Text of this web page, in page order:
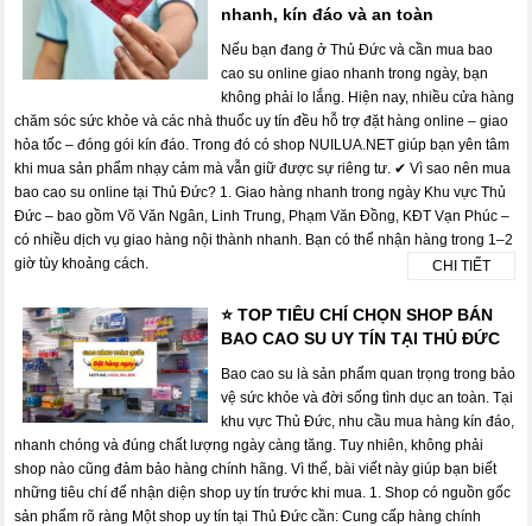
nhanh, kín đáo và an toàn
Nếu bạn đang ở Thủ Đức và cần mua bao
cao su online giao nhanh trong ngày, bạn
không phải lo lắng. Hiện nay, nhiều cửa hàng
chăm sóc sức khỏe và các nhà thuốc uy tín đều hỗ trợ đặt hàng online – giao
hỏa tốc – đóng gói kín đáo. Trong đó có shop NUILUA.NET giúp bạn yên tâm
khi mua sản phẩm nhạy cảm mà vẫn giữ được sự riêng tư. ✔ Vì sao nên mua
bao cao su online tại Thủ Đức? 1. Giao hàng nhanh trong ngày Khu vực Thủ
Đức – bao gồm Võ Văn Ngân, Linh Trung, Phạm Văn Đồng, KĐT Vạn Phúc –
có nhiều dịch vụ giao hàng nội thành nhanh. Bạn có thể nhận hàng trong 1–2
giờ tùy khoảng cách.
CHI TIẾT
⭐ TOP TIÊU CHÍ CHỌN SHOP BÁN
BAO CAO SU UY TÍN TẠI THỦ ĐỨC
Bao cao su là sản phẩm quan trọng trong bảo
vệ sức khỏe và đời sống tình dục an toàn. Tại
khu vực Thủ Đức, nhu cầu mua hàng kín đáo,
nhanh chóng và đúng chất lượng ngày càng tăng. Tuy nhiên, không phải
shop nào cũng đảm bảo hàng chính hãng. Vì thế, bài viết này giúp bạn biết
những tiêu chí để nhận diện shop uy tín trước khi mua. 1. Shop có nguồn gốc
sản phẩm rõ ràng Một shop uy tín tại Thủ Đức cần: Cung cấp hàng chính